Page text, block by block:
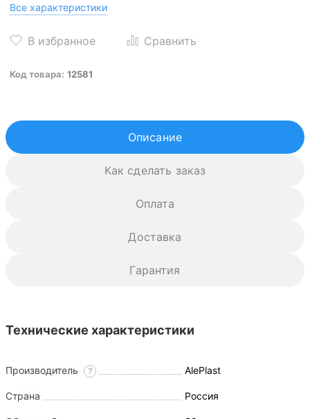
Все характеристики
Код товара: 12581
Описание
Как сделать заказ
Оплата
Доставка
Гарантия
Технические характеристики
Производитель ? AlePlast
Страна Россия